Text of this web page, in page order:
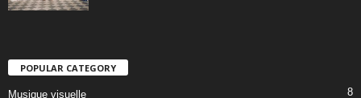
POPULAR CATEGORY
Musique visuelle 8